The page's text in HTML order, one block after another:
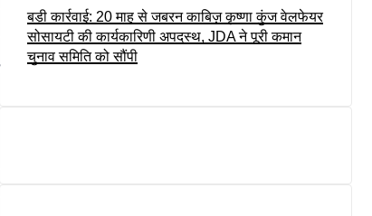
बड़ी कार्रवाई: 20 माह से जबरन काबिज़ कृष्णा कुंज वेलफेयर
सोसायटी की कार्यकारिणी अपदस्थ, JDA ने पूरी कमान
चुनाव समिति को सौंपी